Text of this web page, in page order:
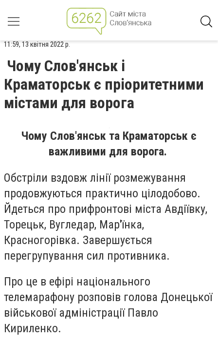
11:59, 13 квітня 2022 р.
Чому Слов'янськ і
Краматорськ є пріоритетними
містами для ворога
Чому Слов'янськ та Краматорськ є
важливими для ворога.
Обстріли вздовж лінії розмежування
продовжуються практично цілодобово.
Йдеться про прифронтові міста Авдіївку,
Торецьк, Вугледар, Мар'їнка,
Красногорівка. Завершується
перегрупування сил противника.
Про це в ефірі національного
телемарафону розповів голова Донецької
військової адміністрації Павло
Кириленко.